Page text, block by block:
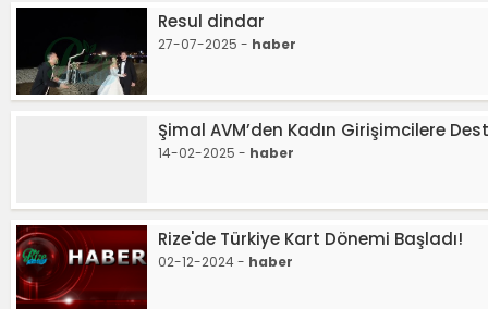
Resul dindar
27-07-2025 - haber
Şimal AVM’den Kadın Girişimcilere
14-02-2025 - haber
Rize'de Türkiye Kart Dönemi Başladı!
02-12-2024 - haber